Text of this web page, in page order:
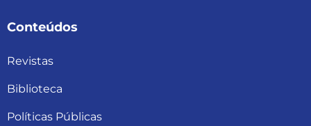
Conteúdos
Revistas
Biblioteca
Políticas Públicas